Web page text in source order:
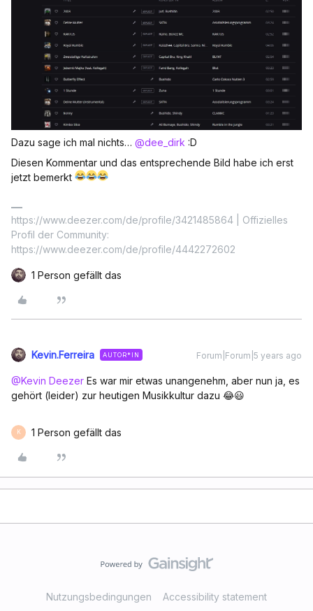
Dazu sage ich mal nichts… @dee_dirk :D
Diesen Kommentar und das entsprechende Bild habe ich erst
jetzt bemerkt
https://www.deezer.com/de/profile/3421485864 | Offizielles
Profil der Community:
https://www.deezer.com/de/profile/4442272602
1 Person gefällt das
Kevin.Ferreira AUTOR*IN Forum|Forum|5 years ago
@Kevin Deezer Es war mir etwas unangenehm, aber nun ja, es
gehört (leider) zur heutigen Musikkultur dazu 😂😃
K 1 Person gefällt das
Nutzungsbedingungen Accessibility statement